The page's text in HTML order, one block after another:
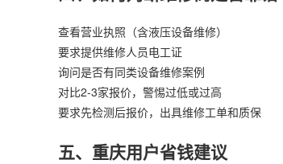
查看营业执照（含液压设备维修）
要求提供维修人员电工证
询问是否有同类设备维修案例
对比2-3家报价，警惕过低或过高
要求先检测后报价，出具维修工单和质保
五、重庆用户省钱建议